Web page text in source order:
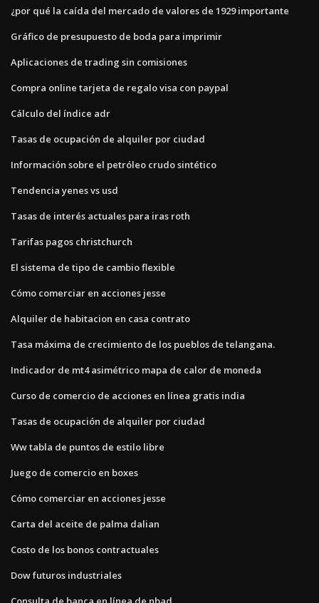
¿por qué la caída del mercado de valores de 1929 importante
Gráfico de presupuesto de boda para imprimir
Aplicaciones de trading sin comisiones
Compra online tarjeta de regalo visa con paypal
Cálculo del índice adr
Tasas de ocupación de alquiler por ciudad
Información sobre el petróleo crudo sintético
Tendencia yenes vs usd
Tasas de interés actuales para iras roth
Tarifas pagos christchurch
El sistema de tipo de cambio flexible
Cómo comerciar en acciones jesse
Alquiler de habitacion en casa contrato
Tasa máxima de crecimiento de los pueblos de telangana.
Indicador de mt4 asimétrico mapa de calor de moneda
Curso de comercio de acciones en línea gratis india
Tasas de ocupación de alquiler por ciudad
Ww tabla de puntos de estilo libre
Juego de comercio en boxes
Cómo comerciar en acciones jesse
Carta del aceite de palma dalian
Costo de los bonos contractuales
Dow futuros industriales